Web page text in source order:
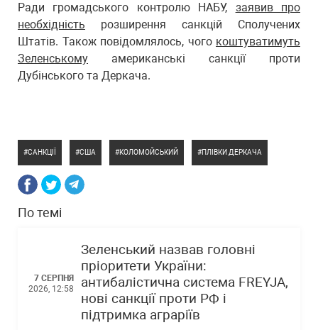
Ради громадського контролю НАБУ, заявив про
необхідність розширення санкцій Сполучених
Штатів. Також повідомлялось, чого коштуватимуть
Зеленському американські санкції проти
Дубінського та Деркача.
САНКЦІЇ США КОЛОМОЙСЬКИЙ ПЛІВКИ ДЕРКАЧА
По темі
7 СЕРПНЯ
2026, 12:58
Зеленський назвав головні
пріоритети України:
антибалістична система FREYJA,
нові санкції проти РФ і
підтримка аграріїв